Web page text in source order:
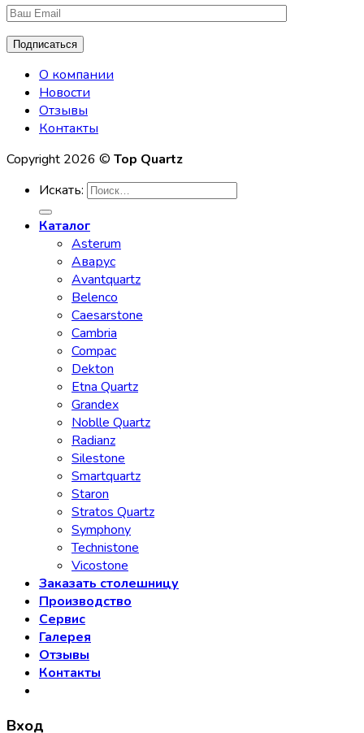
О компании
Новости
Отзывы
Контакты
Copyright 2026 © Top Quartz
Искать:
Каталог
Asterum
Аварус
Avantquartz
Belenco
Caesarstone
Cambria
Compac
Dekton
Etna Quartz
Grandex
Noblle Quartz
Radianz
Silestone
Smartquartz
Staron
Stratos Quartz
Symphony
Technistone
Vicostone
Заказать столешницу
Производство
Сервис
Галерея
Отзывы
Контакты
Вход